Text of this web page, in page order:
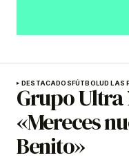
DESTACADOSFÚTBOLUD LAS
Grupo Ultra
«Mereces
Benito»